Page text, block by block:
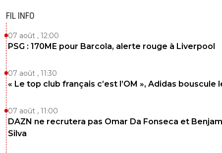
FIL INFO
07 août , 12:00
PSG : 170ME pour Barcola, alerte rouge à Liverpool
07 août , 11:30
« Le top club français c’est l’OM », Adidas bouscule
07 août , 11:00
DAZN ne recrutera pas Omar Da Fonseca et
Silva